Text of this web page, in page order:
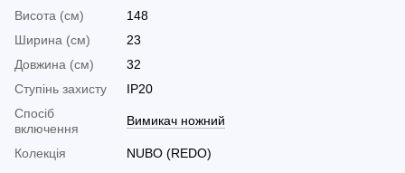
Висота (см)
148
Ширина (см)
23
Довжина (см)
32
Ступінь захисту
IP20
Спосіб
включення
Вимикач ножний
Колекція
NUBO (REDO)